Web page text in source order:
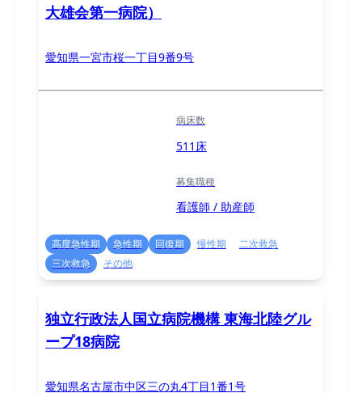
大雄会第一病院）
愛知県一宮市桜一丁目9番9号
病床数
511床
募集職種
看護師 / 助産師
高度急性期 急性期 回復期 慢性期
二次救急
三次救急
その他
独立行政法人国立病院機構 東海北陸グル
ープ18病院
愛知県名古屋市中区三の丸4丁目1番1号